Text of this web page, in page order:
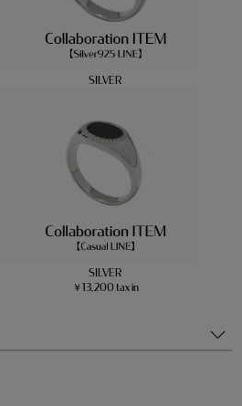
SILVER
SILVER
￥13,200 tax in